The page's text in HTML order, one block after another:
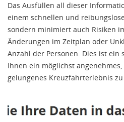
Das Ausfüllen all dieser
einem schnellen und
sondern minimiert auch Risiken
Änderungen im Zeitplan oder
Anzahl der Personen. Dies ist ein
Ihnen ein möglichst
gelungenes Kreuzfahrterlebnis